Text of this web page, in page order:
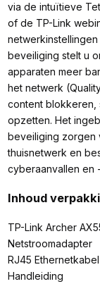
via de intuïtieve
of de TP-Link
beveiliging stelt u
apparaten meer
het netwerk
content blokkeren,
opzetten. Het
beveiliging zorgen
thuisnetwerk en
cyberaanvallen en
Inhoud
TP-Link Archer
Netstroomadapter
RJ45 Ethernetkabel
Handleiding